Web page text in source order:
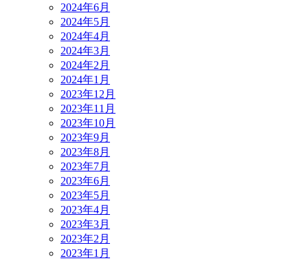
2024年6月
2024年5月
2024年4月
2024年3月
2024年2月
2024年1月
2023年12月
2023年11月
2023年10月
2023年9月
2023年8月
2023年7月
2023年6月
2023年5月
2023年4月
2023年3月
2023年2月
2023年1月